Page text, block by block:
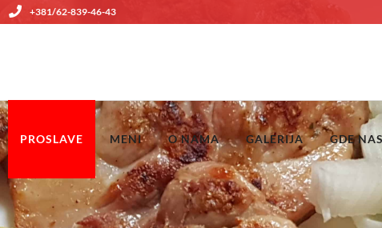
+381/62-839-46-43
PROSLAVE MENI O NAMA GALERIJA GDE